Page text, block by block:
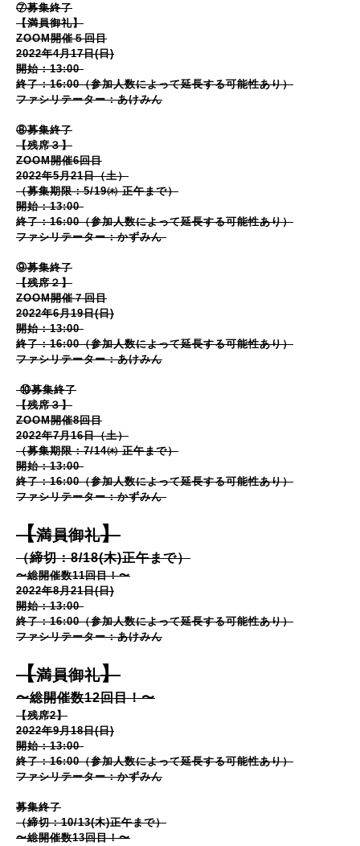
⑦募集終了
【満員御礼】
ZOOM開催５回目
2022年4月17日(日)
開始：13:00
終了：16:00（参加人数によって延長する可能性あり）
ファシリテーター：あけみん
⑧募集終了
【残席３】
ZOOM開催6回目
2022年5月21日（土）
（募集期限：5/19㈭ 正午まで）
開始：13:00
終了：16:00（参加人数によって延長する可能性あり）
ファシリテーター：かずみん
⑨募集終了
【残席２】
ZOOM開催７回目
2022年6月19日(日)
開始：13:00
終了：16:00（参加人数によって延長する可能性あり）
ファシリテーター：あけみん
⑩募集終了
【残席３】
ZOOM開催8回目
2022年7月16日（土）
（募集期限：7/14㈭ 正午まで）
開始：13:00
終了：16:00（参加人数によって延長する可能性あり）
ファシリテーター：かずみん
【満員御礼】
（締切：8/18(木)正午まで）
〜総開催数11回目！〜
2022年8月21日(日)
開始：13:00
終了：16:00（参加人数によって延長する可能性あり）
ファシリテーター：あけみん
【満員御礼】
〜総開催数12回目！〜
【残席2】
2022年9月18日(日)
開始：13:00
終了：16:00（参加人数によって延長する可能性あり）
ファシリテーター：かずみん
募集終了
（締切：10/13(木)正午まで）
〜総開催数13回目！〜